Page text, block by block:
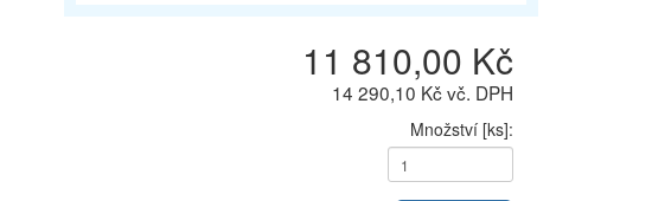
11 810,00 Kč
14 290,10 Kč vč. DPH
Množství [ks]: